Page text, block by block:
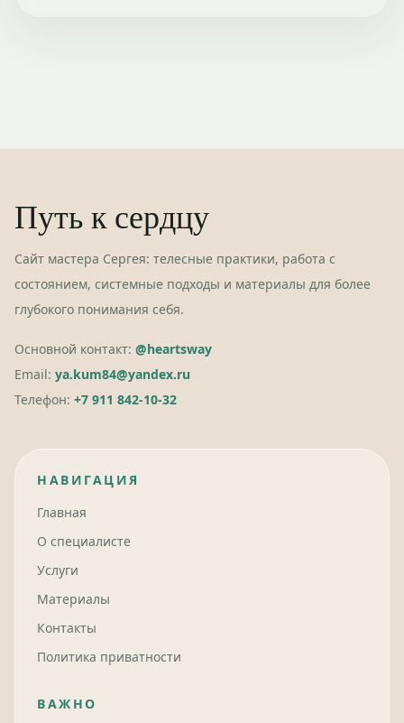
Путь к сердцу
Сайт мастера Сергея: телесные практики, работа с
состоянием, системные подходы и материалы для более
глубокого понимания себя.
Основной контакт: @heartsway
Email: ya.kum84@yandex.ru
Телефон: +7 911 842-10-32
НАВИГАЦИЯ
Главная
О специалисте
Услуги
Материалы
Контакты
Политика приватности
ВАЖНО